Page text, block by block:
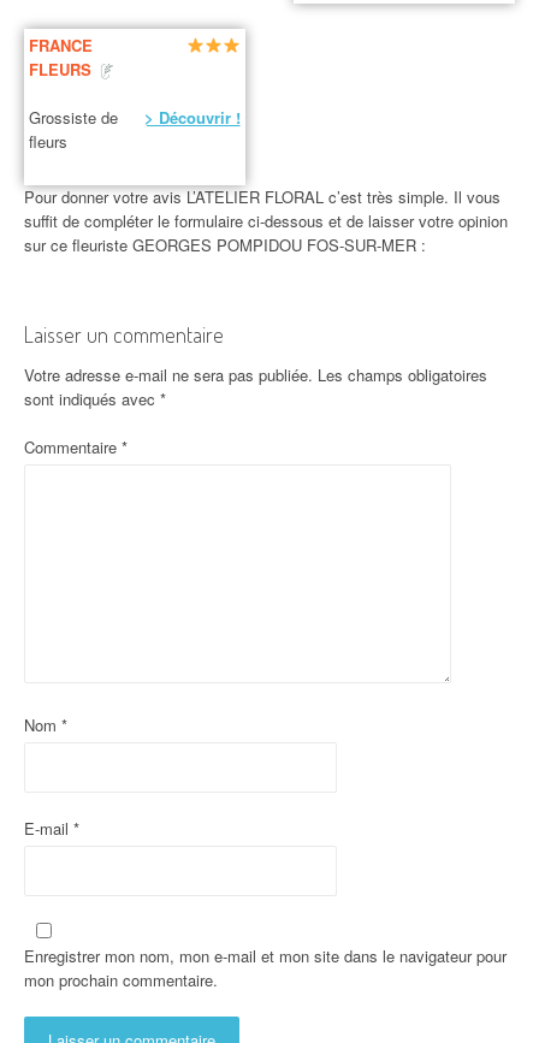
FRANCE
FLEURS
Grossiste de
fleurs
> Découvrir !
Pour donner votre avis L’ATELIER FLORAL c’est très simple. Il vous
suffit de compléter le formulaire ci-dessous et de laisser votre opinion
sur ce fleuriste GEORGES POMPIDOU FOS-SUR-MER :
Laisser un commentaire
Votre adresse e-mail ne sera pas publiée. Les champs obligatoires
sont indiqués avec *
Commentaire *
Nom *
E-mail *
Enregistrer mon nom, mon e-mail et mon site dans le navigateur pour
mon prochain commentaire.